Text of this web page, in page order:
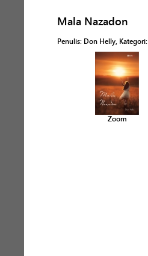
Mala Nazadon
Penulis: Don Helly, Kategori:
Zoom